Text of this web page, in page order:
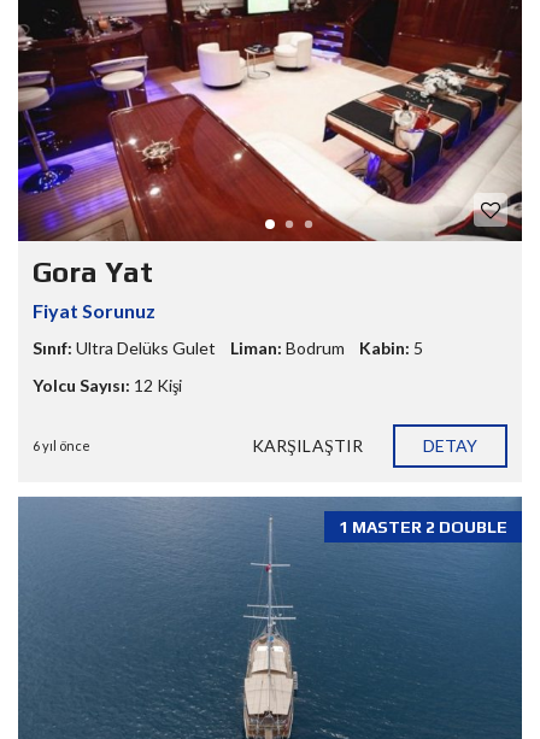
Gora Yat
Fiyat Sorunuz
Sınıf: Ultra Delüks Gulet Liman: Bodrum Kabin: 5
Yolcu Sayısı: 12 Kişi
6 yıl önce KARŞILAŞTIR DETAY
1 MASTER 2 DOUBLE